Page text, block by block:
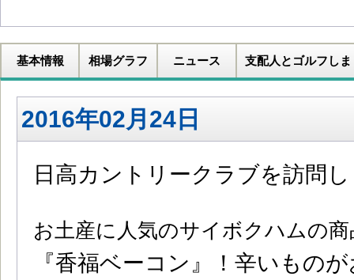
基本情報 相場グラフ ニュース 支配人とゴルフしま
2016年02月24日
日高カントリークラブを訪問
お土産に人気のサイボクハムの
『香福ベーコン』！辛いもの